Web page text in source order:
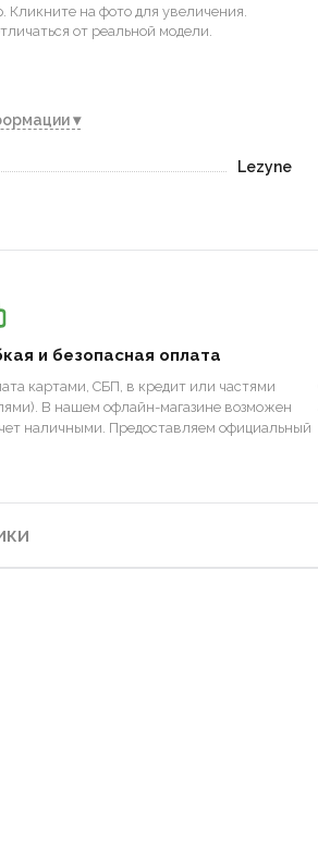
Кликните на фото для увеличения.
от реальной модели.
▾
Lezyne
и безопасная оплата
картами, СБП, в кредит или частями
В нашем офлайн-магазине возможен
наличными. Предоставляем официальный